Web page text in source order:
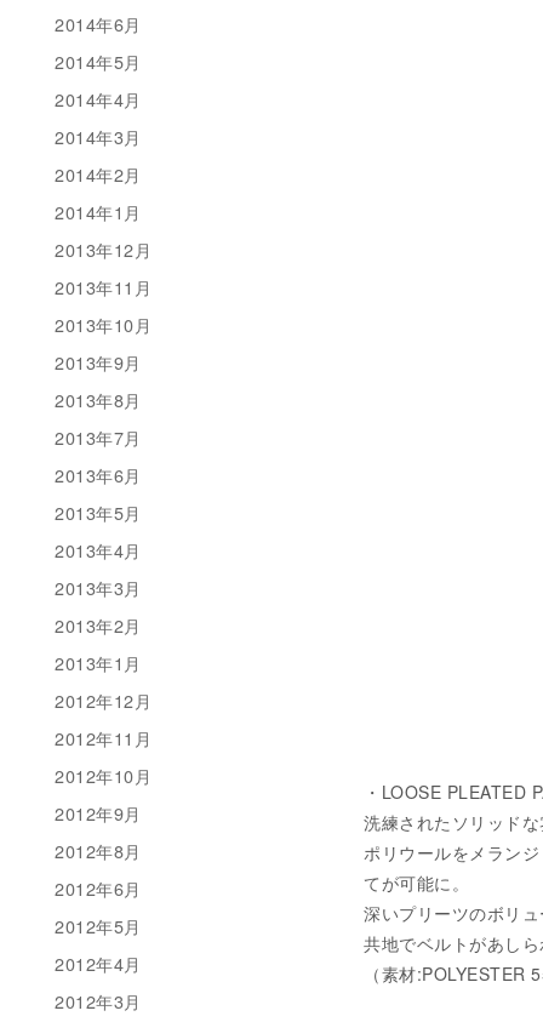
・LOOSE PLEATED
洗練されたソリッド
ポリウールをメラン
てが可能に。
深いプリーツのボリ
共地でベルトがあし
（素材:POLYESTER
2014年6月
2014年5月
2014年4月
2014年3月
2014年2月
2014年1月
2013年12月
2013年11月
2013年10月
2013年9月
2013年8月
2013年7月
2013年6月
2013年5月
2013年4月
2013年3月
2013年2月
2013年1月
2012年12月
2012年11月
2012年10月
2012年9月
2012年8月
2012年6月
2012年5月
2012年4月
2012年3月